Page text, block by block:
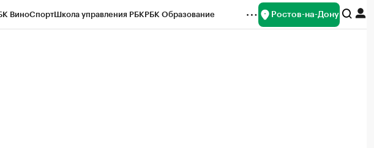
ВиноСпортШкола управления РБКРБК Образование Ростов-на-Дону